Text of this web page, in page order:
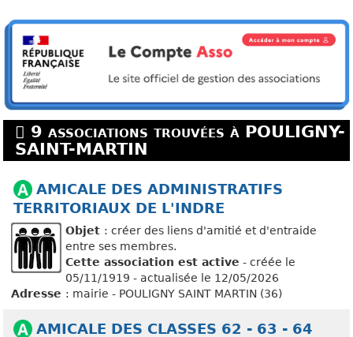
9 associations trouvées à POULIGNY-
SAINT-MARTIN
AMICALE DES ADMINISTRATIFS
TERRITORIAUX DE L'INDRE
Objet : créer des liens d'amitié et d'entraide
entre ses membres.
Cette association est active - créée le
05/11/1919 - actualisée le 12/05/2026
Adresse : mairie - POULIGNY SAINT MARTIN (36)
AMICALE DES CLASSES 62 - 63 - 64